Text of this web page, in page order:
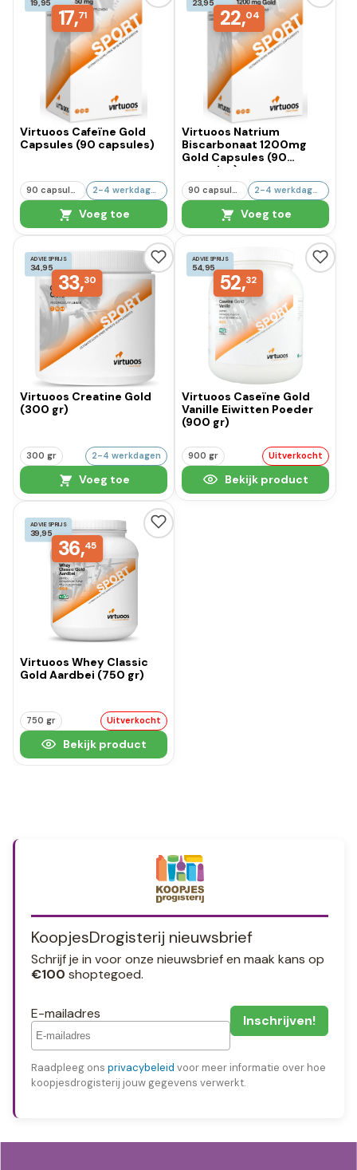
17,71
Virtuoos Cafeïne Gold
Capsules (90 capsules)
90 capsules 2-4 werkdagen
Voeg toe
22,04
Virtuoos Natrium
Biscarbonaat 1200mg
Gold Capsules (90
capsules)
90 capsules 2-4 werkdagen
Voeg toe
ADVIESPRIJS
34,95
33,30
Virtuoos Creatine Gold
(300 gr)
300 gr 2-4 werkdagen
Voeg toe
ADVIESPRIJS
54,95
52,32
Virtuoos Caseïne Gold
Vanille Eiwitten Poeder
(900 gr)
900 gr Uitverkocht
Bekijk product
ADVIESPRIJS
39,95
36,45
Virtuoos Whey Classic
Gold Aardbei (750 gr)
750 gr Uitverkocht
Bekijk product
KoopjesDrogisterij nieuwsbrief
Schrijf je in voor onze nieuwsbrief en maak kans op
€100 shoptegoed.
E-mailadres
Raadpleeg ons privacybeleid voor meer informatie over hoe
koopjesdrogisterij jouw gegevens verwerkt.